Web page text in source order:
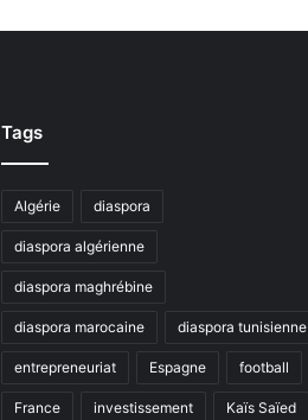
Tags
Algérie diaspora
diaspora algérienne
diaspora maghrébine
diaspora marocaine diaspora tunisienne
entrepreneuriat Espagne football
France investissement Kaïs Saïed